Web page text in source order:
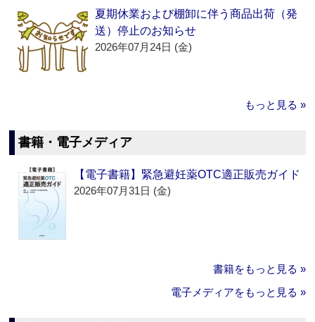
夏期休業および棚卸に伴う商品出荷（発
送）停止のお知らせ
2026年07月24日 (金)
もっと見る »
書籍・電子メディア
【電子書籍】緊急避妊薬OTC適正販売ガイド
2026年07月31日 (金)
書籍をもっと見る »
電子メディアをもっと見る »